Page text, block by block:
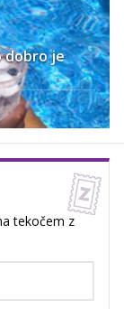
dobro je
tekočem z